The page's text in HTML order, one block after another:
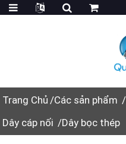
Trang Chủ Các sản phẩm
Dây cáp nối
Dây bọc thép